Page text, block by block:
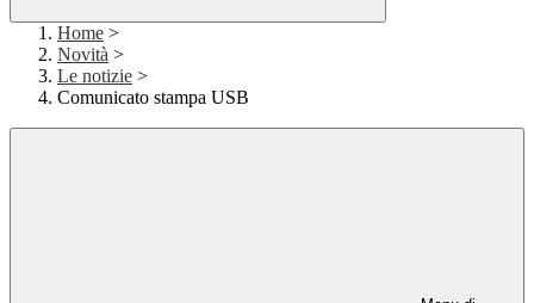
Home >
Novità >
Le notizie >
Comunicato stampa USB